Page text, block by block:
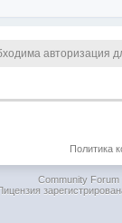
авторизация
Политика
Community Forum